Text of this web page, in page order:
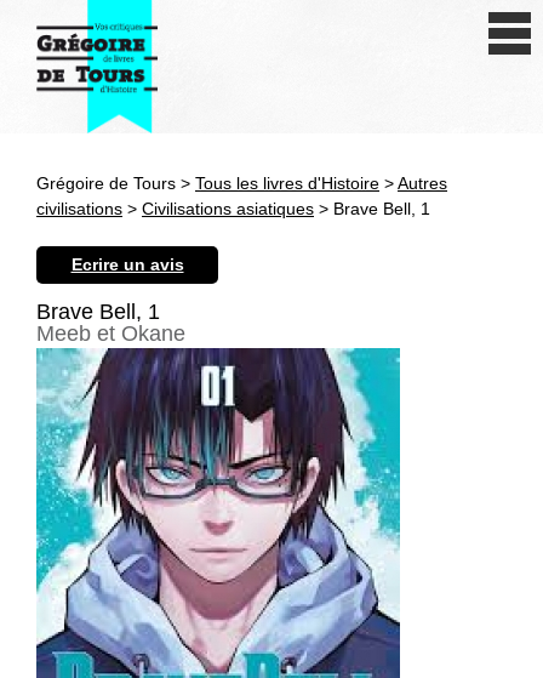
Antiquité
Révolution et XIXe siècle
XXe siècle
Autres civilisations
Thématiques
Grégoire de Tours > Tous les livres d'Histoire >Autres
civilisations > Civilisations asiatiques > Brave Bell, 1
Ecrire un avis
Brave Bell, 1
Meeb et Okane